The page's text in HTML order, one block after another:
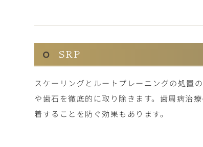
SRP
スケーリングとルートプレーニングの処置
や歯石を徹底的に取り除きます。歯周病治
着することを防ぐ効果もあります。